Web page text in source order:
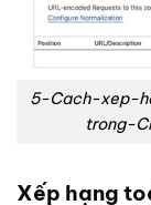
5-Cach-xep-
trong-
Xếp hạng